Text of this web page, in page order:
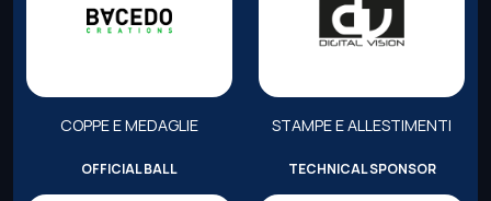
COPPE E MEDAGLIE STAMPE E ALLESTIMENTI
OFFICIAL BALL TECHNICAL SPONSOR